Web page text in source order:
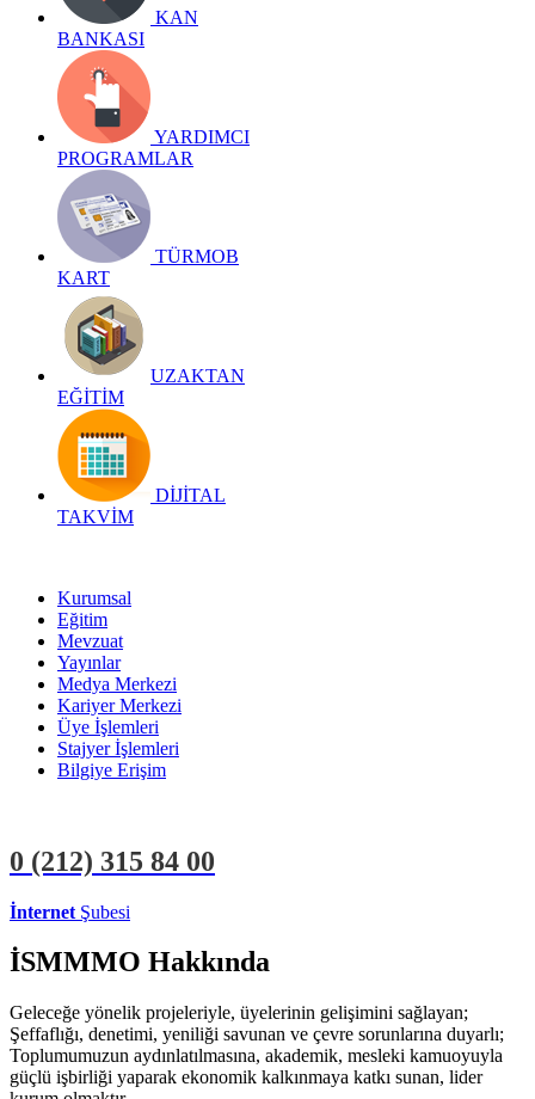
KAN
BANKASI
YARDIMCI
PROGRAMLAR
TÜRMOB
KART
UZAKTAN
EĞİTİM
DİJİTAL
TAKVİM
Kurumsal
Eğitim
Mevzuat
Yayınlar
Medya Merkezi
Kariyer Merkezi
Üye İşlemleri
Stajyer İşlemleri
Bilgiye Erişim
0 (212) 315 84 00
İnternet Şubesi
İSMMMO Hakkında
Geleceğe yönelik projeleriyle, üyelerinin gelişimini sağlayan;
Şeffaflığı, denetimi, yeniliği savunan ve çevre sorunlarına duyarlı;
Toplumumuzun aydınlatılmasına, akademik, mesleki kamuoyuyla
güçlü işbirliği yaparak ekonomik kalkınmaya katkı sunan, lider